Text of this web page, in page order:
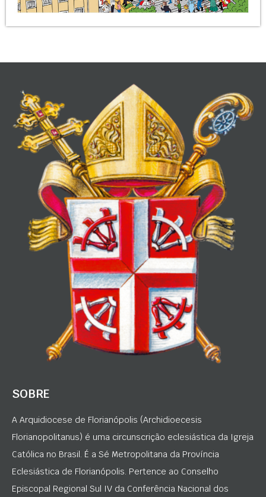
SOBRE
A Arquidiocese de Florianópolis (Archidioecesis
Florianopolitanus) é uma circunscrição eclesiástica da Igreja
Católica no Brasil. É a Sé Metropolitana da Província
Eclesiástica de Florianópolis. Pertence ao Conselho
Episcopal Regional Sul IV da Conferência Nacional dos